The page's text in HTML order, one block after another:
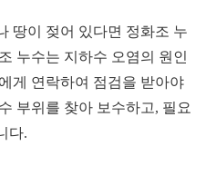
땅이 젖어 있다면 정화조 누
누수는 지하수 오염의 원인
게 연락하여 점검을 받아야
부위를 찾아 보수하고, 필요
다.